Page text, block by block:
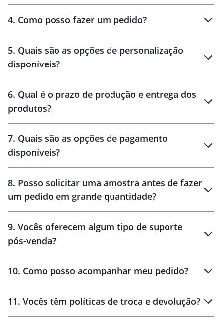
personalizados
brinde
personalização
4. Como posso fazer um pedido?
amostra virtual
5. Quais são as opções de personalização
disponíveis?
6. Qual é o prazo de produção e entrega dos
produtos?
10 dias
brinde
48 horas
7. Quais são as opções de pagamento
disponíveis?
8. Posso solicitar uma amostra antes de fazer
um pedido em grande quantidade?
amostras
9. Vocês oferecem algum tipo de suporte
pós-venda?
10. Como posso acompanhar meu pedido?
11. Vocês têm políticas de troca e devolução?